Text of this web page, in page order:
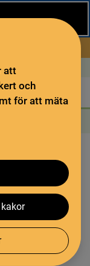
särskilda
samlingar
att
och
för att mäta
och ISBN
–
liv i